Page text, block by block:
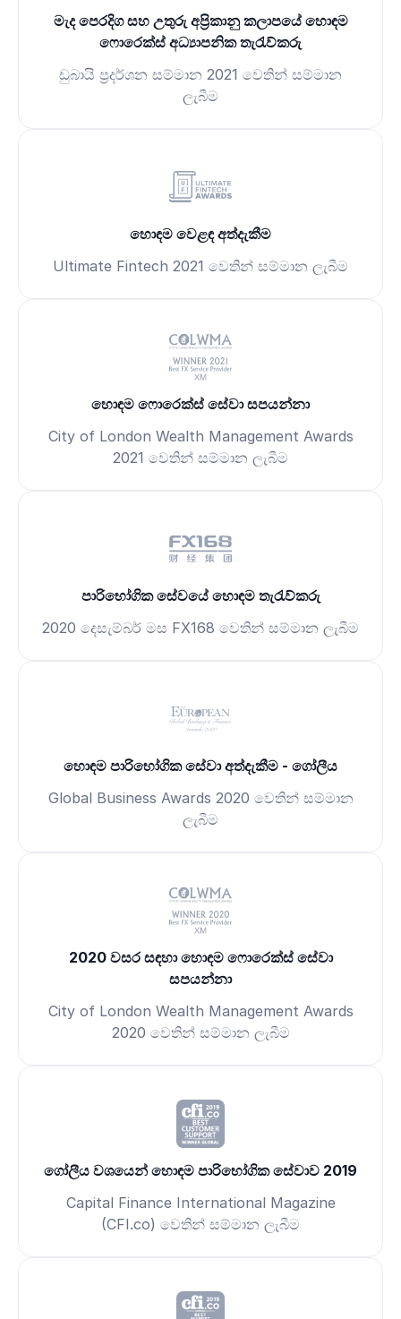
මැද පෙරදිග සහ උතුරු අප්‍රිකානු කලාපයේ හොඳම
ෆොරෙක්ස් අධ්‍යාපනික තැරැව්කරු
ඩුබායි ප්‍රදර්ශන සම්මාන 2021 වෙතින් සම්මාන
ලැබීම
හොඳම වෙළඳ අත්දැකීම
Ultimate Fintech 2021 වෙතින් සම්මාන ලැබීම
හොඳම ෆොරෙක්ස් සේවා සපයන්නා
City of London Wealth Management Awards
2021 වෙතින් සම්මාන ලැබීම
පාරිභෝගික සේවයේ හොඳම තැරැව්කරු
2020 දෙසැම්බර් මස FX168 වෙතින් සම්මාන ලැබීම
හොඳම පාරිභෝගික සේවා අත්දැකීම - ගෝලීය
Global Business Awards 2020 වෙතින් සම්මාන
ලැබීම
2020 වසර සඳහා හොඳම ෆොරෙක්ස් සේවා
සපයන්නා
City of London Wealth Management Awards
2020 වෙතින් සම්මාන ලැබීම
ගෝලීය වශයෙන් හොඳම පාරිභෝගික සේවාව 2019
Capital Finance International Magazine
(CFI.co) වෙතින් සම්මාන ලැබීම